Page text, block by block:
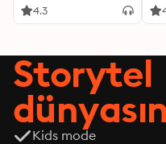
4.3
Storytel
Kids mode